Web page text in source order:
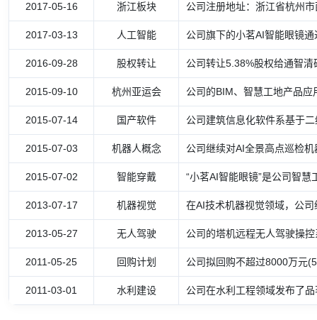
2017-05-16 浙江板块 公司注册地址：浙江省杭州
2017-03-13 人工智能 公司旗下的小茗AI智能眼镜
2016-09-28 股权转让 公司转让5.38%股权给通智
2015-09-10 杭州亚运会 公司的BIM、智慧工地产品
2015-07-14 国产软件 公司建筑信息化软件系基于
2015-07-03 机器人概念 公司继续对AI全景高点巡检
2015-07-02 智能穿戴 “小茗AI智能眼镜”是公司智
2013-07-17 机器视觉 在AI技术机器视觉领域，公
2013-05-27 无人驾驶 公司的塔机远程无人驾驶操
2011-05-25 回购计划 公司拟回购不超过8000万元
2011-03-01 水利建设 公司在水利工程领域发布了